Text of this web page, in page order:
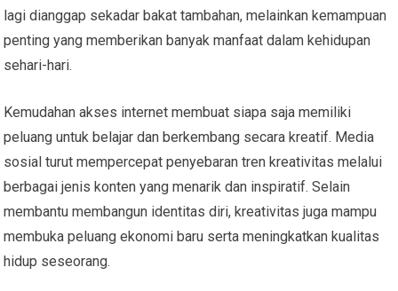
lagi dianggap sekadar bakat tambahan, melainkan kemampuan
penting yang memberikan banyak manfaat dalam kehidupan
sehari-hari.
Kemudahan akses internet membuat siapa saja memiliki
peluang untuk belajar dan berkembang secara kreatif. Media
sosial turut mempercepat penyebaran tren kreativitas melalui
berbagai jenis konten yang menarik dan inspiratif. Selain
membantu membangun identitas diri, kreativitas juga mampu
membuka peluang ekonomi baru serta meningkatkan kualitas
hidup seseorang.